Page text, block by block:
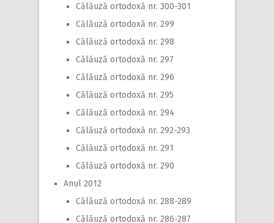
Călăuză ortodoxă nr. 300-301
Călăuză ortodoxă nr. 299
Călăuză ortodoxă nr. 298
Călăuză ortodoxă nr. 297
Călăuză ortodoxă nr. 296
Călăuză ortodoxă nr. 295
Călăuză ortodoxă nr. 294
Călăuză ortodoxă nr. 292-293
Călăuză ortodoxă nr. 291
Călăuză ortodoxă nr. 290
Anul 2012
Călăuză ortodoxă nr. 288-289
Călăuză ortodoxă nr. 286-287